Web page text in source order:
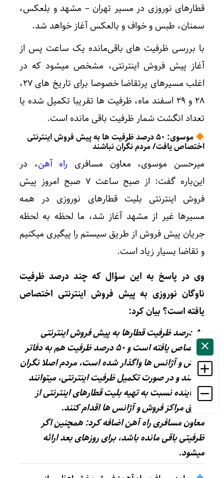
قطارهای نوروزی در مسیر تهران – مشهد و بلعکس،
سمنان، طبس و خواف و بالعکس آغاز خواهد شد.
با بررسی ظرفیت های باقی‌مانده یک ساعت پس از
آغاز پیش فروش اینترنتی، مشخص میشود که در
اغلب مسیرهای پرتقاضا خصوصا برای تاریخ های ۲۷،
۲۸ و ۲۹ اسفند‌ ماه، ظرفیت ها تقریبا تکمیل شده یا
تعداد انگشت شمار ظرفیت باقی مانده است.
موسوی: ۵۰ درصد ظرفیت ها به پیش فروش اینترنتی
اختصاص یافت/ مردم نگران نباشند
میرحسن موسوی، معاون مسافری راه آهن، در
این‌باره گفت: از صبح ساعت ۷ صبح امروز پیش
فروش اینترنتی بلیت قطارهای نوروزی در همه
مسیرها غیر از مشهد آغاز شد، ما لحظه به لحظه
جریان پیش فروش از طریق سیستم را پیگیری میکنیم
و تقاضا بسیار زیاد است.
وی در پاسخ به این سؤال که چند درصد ظرفیت
ناوگان نوروزی به پیش فروش اینترنتی اختصاص
یافته است؟ بیان کرد:
‌۵۰ درصد ظرفیت قطارها به پیش فروش اینترنتی
اختصاص یافته است و ۵۰ درصد ظرفیت هم به دفاتر
فروش و آژانس ها واگذار شده است، مردم اصلا نگران
نباشند و در صورت تکمیل ظرفیت اینترنتی، میتوانند
روز آینده نسبت به تهیه‌ بلیت قطارهای اینترنتی از
طریق مراکز فروش و آژانس‌ ها اقدام کنند.
معاون مسافری راه آهن اضافه کرد: همچنین اگر
ظرفیتی باقی مانده باشد، برای روزهای بعد ‌ارائه
میشود.